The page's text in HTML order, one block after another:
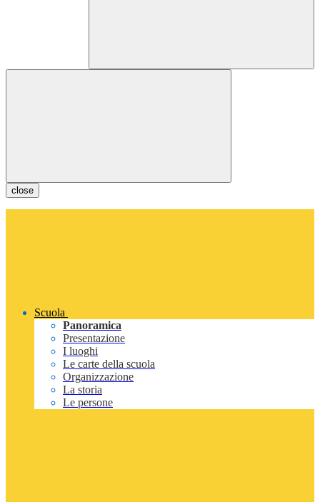
close
Scuola
Panoramica
Presentazione
I luoghi
Le carte della scuola
Organizzazione
La storia
Le persone